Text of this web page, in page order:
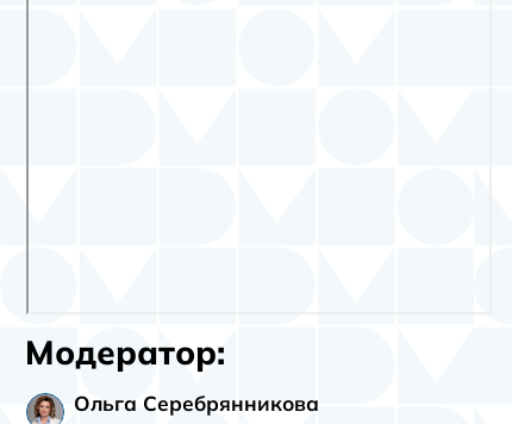
Модератор:
Ольга Серебрянникова